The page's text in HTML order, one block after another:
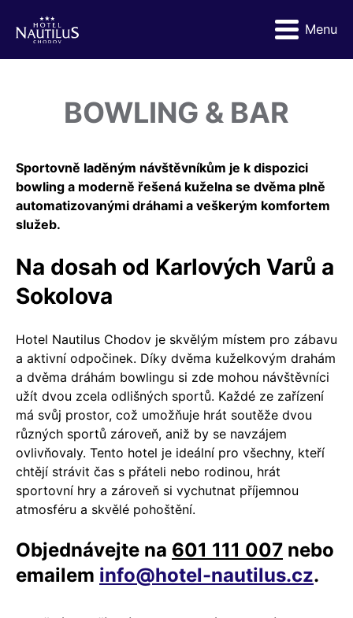
Menu
BOWLING & BAR
Sportovně laděným návštěvníkům je k dispozici
bowling a moderně řešená kuželna se dvěma plně
automatizovanými dráhami a veškerým komfortem
služeb.
Na dosah od Karlových Varů a
Sokolova
Hotel Nautilus Chodov je skvělým místem pro zábavu
a aktivní odpočinek. Díky dvěma kuželkovým drahám
a dvěma dráhám bowlingu si zde mohou návštěvníci
užít dvou zcela odlišných sportů. Každé ze zařízení
má svůj prostor, což umožňuje hrát soutěže dvou
různých sportů zároveň, aniž by se navzájem
ovlivňovaly. Tento hotel je ideální pro všechny, kteří
chtějí strávit čas s přáteli nebo rodinou, hrát
sportovní hry a zároveň si vychutnat příjemnou
atmosféru a skvělé pohoštění.
Objednávejte na 601 111 007 nebo
emailem info@hotel-nautilus.cz.